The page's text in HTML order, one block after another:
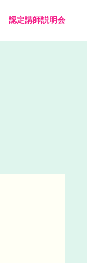
認定講師説明会